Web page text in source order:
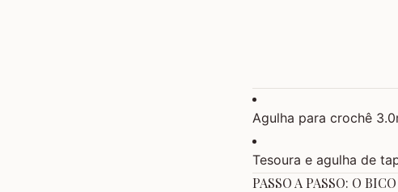
Agulha para crochê
Tesoura e agulha de
PASSO A PASSO: O